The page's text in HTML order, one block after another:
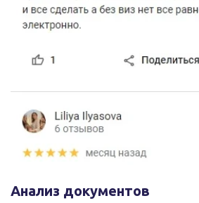
Анализ документов